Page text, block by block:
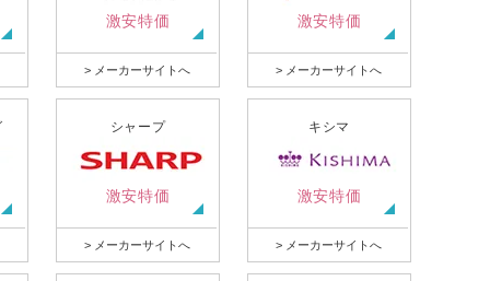
激安特価
> メーカーサイトへ
激安特価
> メーカーサイトへ
シャープ
激安特価
> メーカーサイトへ
キシマ
激安特価
> メーカーサイトへ